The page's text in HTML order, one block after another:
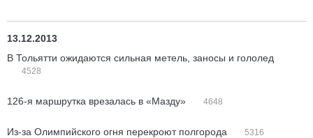
13.12.2013
В Тольятти ожидаются сильная метель, заносы и гололед
4528
126-я маршрутка врезалась в «Мазду» 4648
Из-за Олимпийского огня перекроют полгорода 5316